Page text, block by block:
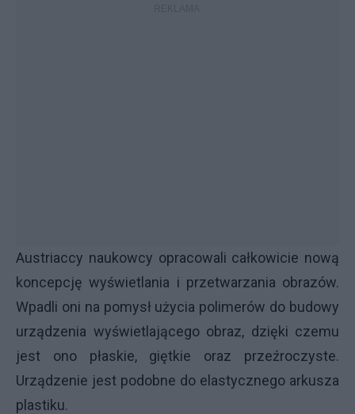
Austriaccy naukowcy opracowali całkowicie nową
koncepcję wyświetlania i przetwarzania obrazów.
Wpadli oni na pomysł użycia polimerów do budowy
urządzenia wyświetlającego obraz, dzięki czemu
jest ono płaskie, giętkie oraz przeźroczyste.
Urządzenie jest podobne do elastycznego arkusza
plastiku.